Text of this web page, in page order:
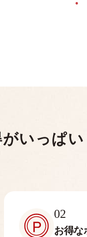
いっぱい
02
お得な